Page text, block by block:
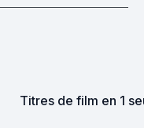
Titres de film en 1